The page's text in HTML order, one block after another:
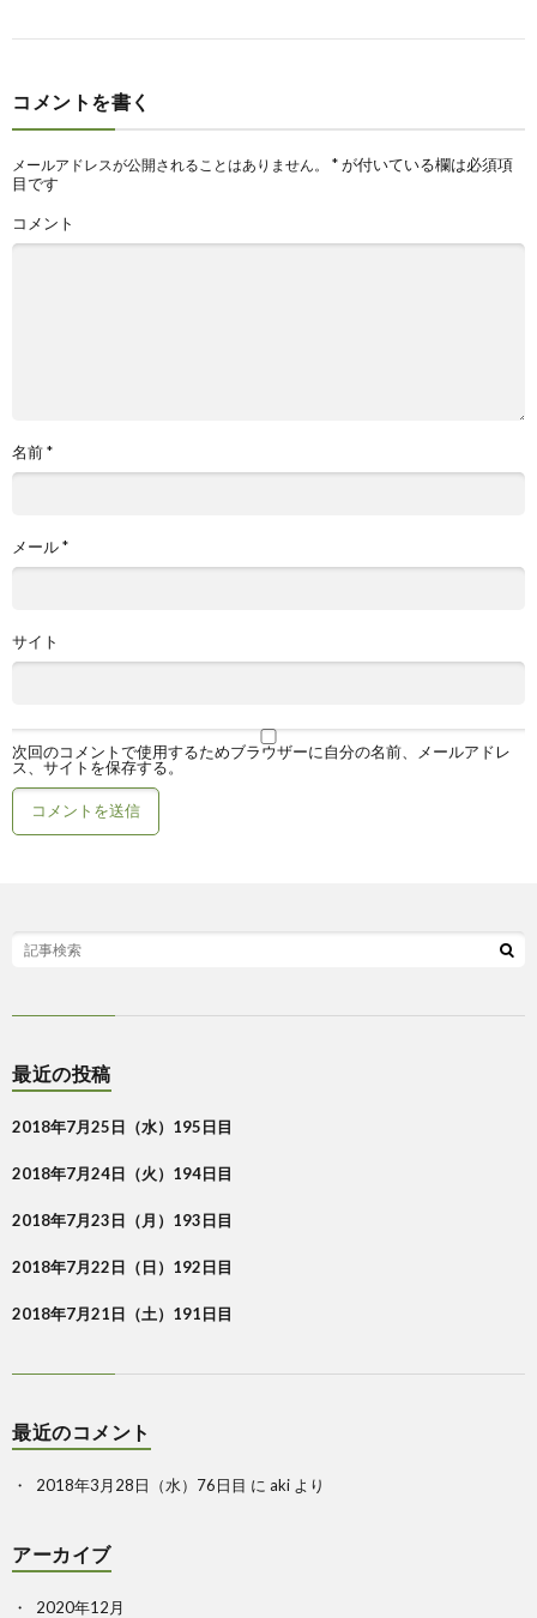
コメントを書く
メールアドレスが公開されることはありません。 *が付いている欄は必須項
目です
コメント
名前*
メール*
サイト
次回のコメントで使用するためブラウザーに自分の名前、メールアドレ
ス、サイトを保存する。
最近の投稿
2018年7月25日（水）195日目
2018年7月24日（火）194日目
2018年7月23日（月）193日目
2018年7月22日（日）192日目
2018年7月21日（土）191日目
最近のコメント
2018年3月28日（水）76日目 に aki より
アーカイブ
2020年12月